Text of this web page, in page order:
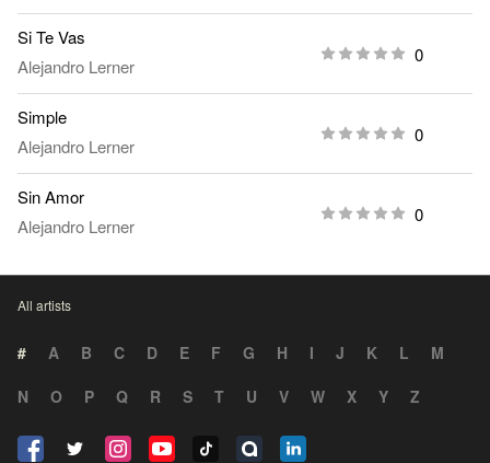
Si Te Vas
Alejandro Lerner
0
Simple
Alejandro Lerner
0
Sin Amor
Alejandro Lerner
0
All artists
# A B C D E F G H I J K L
M
N
O P Q R S T U V W X Y Z